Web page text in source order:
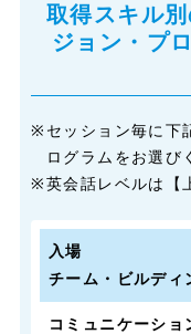
取得スキル
ジョン・プ
※ セッション毎に下
ログラムをお選び
※ 英会話レベルは【
入場
チーム・ビルディ
コミュニケーショ